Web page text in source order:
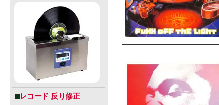
レコード 反り修正